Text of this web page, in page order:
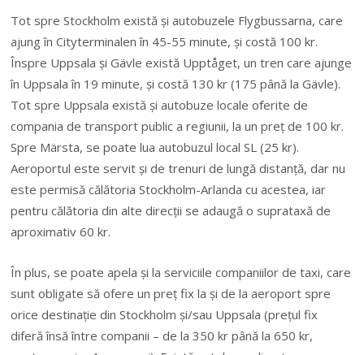
Tot spre Stockholm există și autobuzele Flygbussarna, care
ajung în Cityterminalen în 45-55 minute, și costă 100 kr.
Înspre Uppsala și Gävle există Upptåget, un tren care ajunge
în Uppsala în 19 minute, și costă 130 kr (175 până la Gävle).
Tot spre Uppsala există și autobuze locale oferite de
compania de transport public a regiunii, la un preț de 100 kr.
Spre Märsta, se poate lua autobuzul local SL (25 kr).
Aeroportul este servit și de trenuri de lungă distanță, dar nu
este permisă călătoria Stockholm-Arlanda cu acestea, iar
pentru călătoria din alte direcții se adaugă o suprataxă de
aproximativ 60 kr.
În plus, se poate apela și la serviciile companiilor de taxi, care
sunt obligate să ofere un preț fix la și de la aeroport spre
orice destinație din Stockholm și/sau Uppsala (prețul fix
diferă însă între companii – de la 350 kr până la 650 kr,